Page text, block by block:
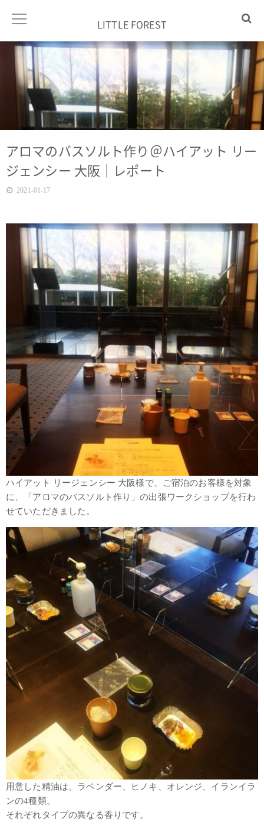
LITTLE FOREST
アロマのバスソルト作り＠ハイアット リー
ジェンシー 大阪｜レポート
2021-01-17
‪ハイアット リージェンシー 大阪様で、ご宿泊のお客様を対象
に、「アロマのバスソルト作り」の出張ワークショップを行わ
せていただきました。
用意した精油は、ラベンダー、ヒノキ、オレンジ、イランイラ
ンの4種類。
それぞれタイプの異なる香りです。